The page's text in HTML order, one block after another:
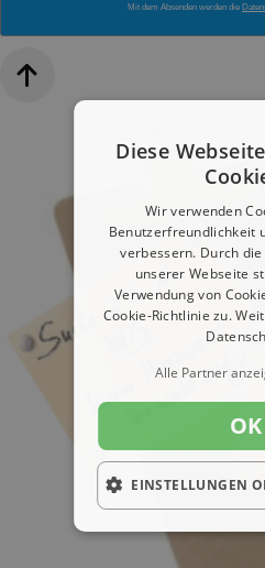
Mit dem Absenden werden die
Diese
Wir verwenden
Benutzerfreundlichkeit
verbessern. Durch
unserer Webseite
Verwendung von
Cookie-Richtlinie zu.
Alle Partner
OK
EINSTELLUNGEN